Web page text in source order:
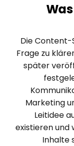
Die Content-
Frage zu
später
Marketing
Leitidee
existieren und
Inhalte